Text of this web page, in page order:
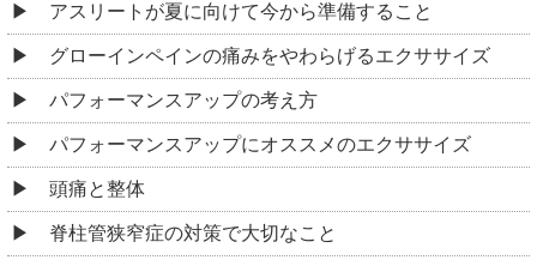
アスリートが夏に向けて今から準備すること
グローインペインの痛みをやわらげるエクササイズ
パフォーマンスアップの考え方
パフォーマンスアップにオススメのエクササイズ
頭痛と整体
脊柱管狭窄症の対策で大切なこと